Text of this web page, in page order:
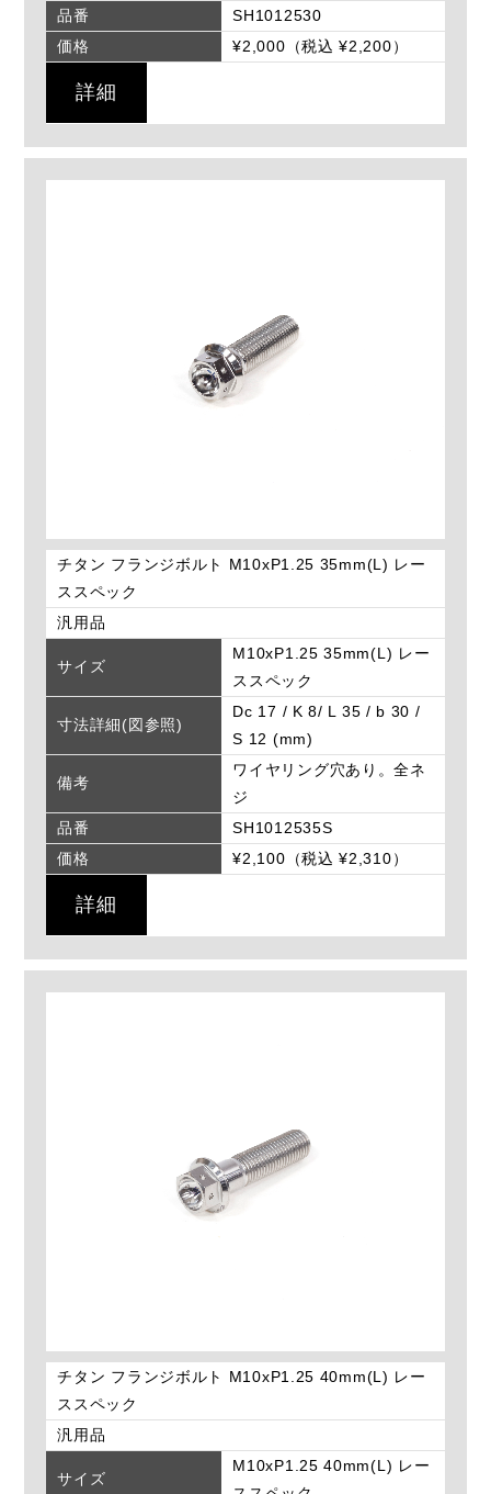
品番
SH1012530
価格
¥2,000（税込 ¥2,200）
詳細
チタン フランジボルト M10xP1.25 35mm(L) レー
ススペック
汎用品
サイズ
M10xP1.25 35mm(L) レー
ススペック
寸法詳細(図参照)
Dc 17 / K 8/ L 35 / b 30 /
S 12 (mm)
備考
ワイヤリング穴あり。全ネ
ジ
品番
SH1012535S
価格
¥2,100（税込 ¥2,310）
詳細
チタン フランジボルト M10xP1.25 40mm(L) レー
ススペック
汎用品
サイズ
M10xP1.25 40mm(L) レー